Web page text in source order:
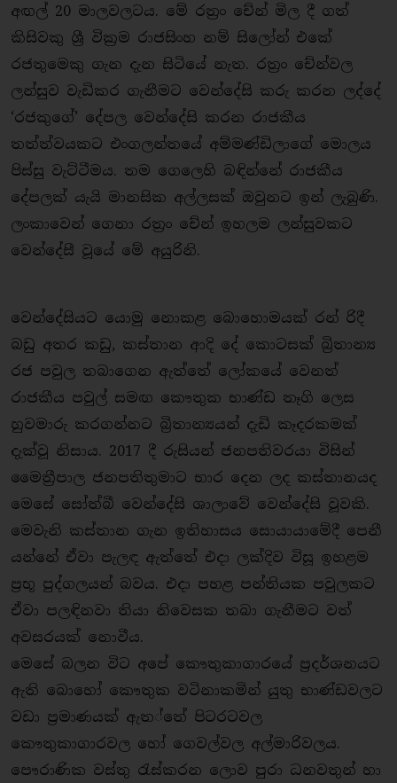
අඟල් 20 මාලවලටය. මේ රත්‍රං චේන් මිල දී ගත්
කිසිවකු ශ්‍රී වික්‍රම රාජසිංහ නම් සිලෝන් එකේ
රජතුමෙකු ගැන දැන සිටියේ නැත. රත්‍රං චේන්වල
ලන්සුව වැඩිකර ගැනීමට වෙන්දේසි කරු කරන ලද්දේ
‘රජකුගේ’ දේපල වෙන්දේසි කරන රාජකීය
තත්ත්වයකට එංගලන්තයේ අම්මණ්ඩිලාගේ මොලය
පිස්සු වැට්ටීමය. තම ගෙලෙහි බඳින්නේ රාජකීය
දේපලක් යැයි මානසික අල්ලසක් ඔවුනට ඉන් ලැබුණි.
ලංකාවෙන් ගෙනා රත්‍රං චේන් ඉහලම ලන්සුවකට
වෙන්දේසී වූයේ මේ අයුරිනි.
වෙන්දේසියට යොමු නොකළ බොහොමයක් රන් රිදී
බඩු අතර කඩු, කස්තාන ආදි දේ කොටසක් බ්‍රිතාන්‍ය
රජ පවුල තබාගෙන ඇත්තේ ලෝකයේ වෙනත්
රාජකීය පවුල් සමඟ කෞතුක භාණ්ඩ තෑගි ලෙස
හුවමාරු කරගන්නට බ්‍රිතාන්‍යයන් දැඩි කෑදරකමක්
දැක්වූ නිසාය. 2017 දී රුසියන් ජනපතිවරයා විසින්
මෛත්‍රීපාල ජනපතිතුමාට භාර දෙන ලද කස්තානයද
මෙසේ සෝත්බී වෙන්දේසි ශාලාවේ වෙන්දේසි වූවකි.
මෙවැනි කස්තාන ගැන ඉතිහාසය සොයායාමේදී පෙනී
යන්නේ ඒවා පැලඳ ඇත්තේ එද‌ා ලක්දිව විසූ ඉහළම
ප්‍රභූ පුද්ගලයන් බවය. එදා පහළ පන්තියක පවුලකට
ඒවා පලඳිනවා තියා නිවෙසක තබා ගැනීමට වත්
අවසරයක් නොවීය.
මෙසේ බලන විට අපේ කෞතුකාගාරයේ ප්‍රදර්ශනයට
ඇති බොහෝ කෞතුක වටිනාකමින් යුතු භාණ්ඩවලට
වඩා ප්‍රමාණයක් ඇත​්තේ පිටරටවල
කෞතුකාගාරවල හෝ ගෙවල්වල අල්මාරිවලය.
පෞරාණික වස්තු රැස්කරන ලොව පුරා ධනවතුන් හා